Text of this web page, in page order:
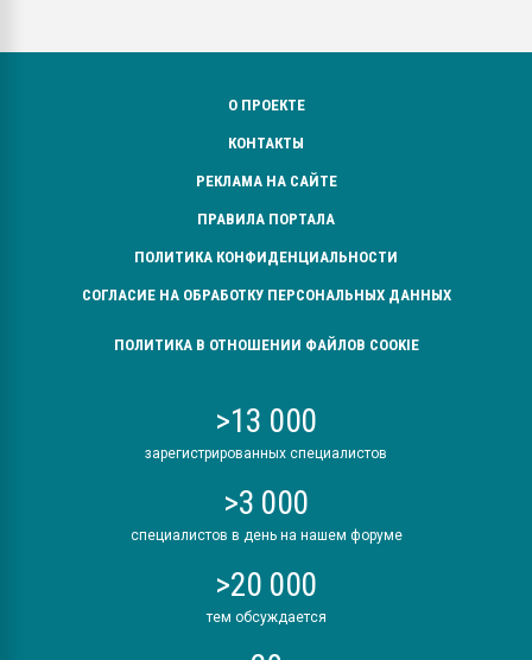
О ПРОЕКТЕ
КОНТАКТЫ
РЕКЛАМА НА САЙТЕ
ПРАВИЛА ПОРТАЛА
ПОЛИТИКА КОНФИДЕНЦИАЛЬНОСТИ
СОГЛАСИЕ НА ОБРАБОТКУ ПЕРСОНАЛЬНЫХ ДАННЫХ
ПОЛИТИКА В ОТНОШЕНИИ ФАЙЛОВ COOKIE
>13 000
зарегистрированных специалистов
>3 000
специалистов в день на нашем форуме
>20 000
тем обсуждается